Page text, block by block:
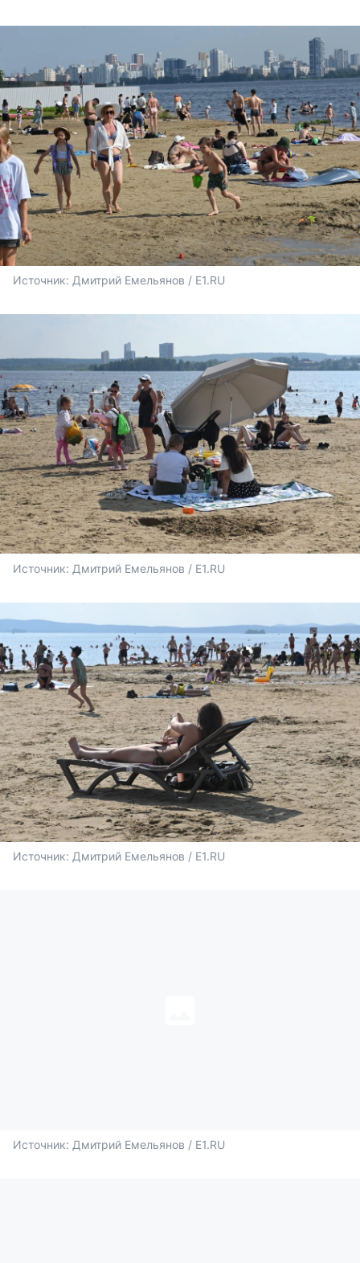
Источник: Дмитрий Емельянов / E1.RU
Источник: Дмитрий Емельянов / E1.RU
Источник: Дмитрий Емельянов / E1.RU
Источник: Дмитрий Емельянов / E1.RU